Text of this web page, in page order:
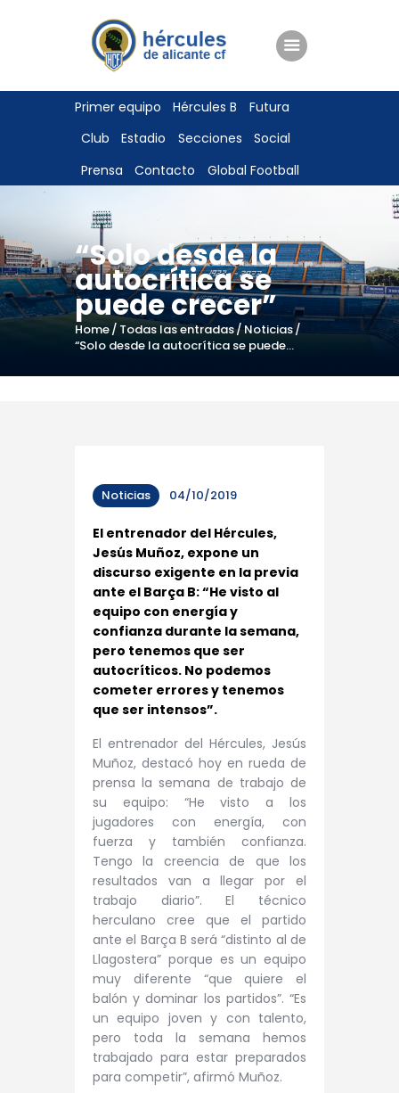
Primer equipo Hércules B
Futura
Club
Estadio Secciones
Social
Prensa
Contacto Global Football
“Solo desde la
autocrítica se
puede crecer”
Home Todas las entradas Noticias
“Solo desde la autocrítica se puede...
ENTRADAS
TIENDA
HÉRCULESCF100
Noticias 04/10/2019
El entrenador del Hércules,
Jesús Muñoz, expone un
discurso exigente en la previa
ante el Barça B: “He visto al
equipo con energía y
confianza durante la semana,
pero tenemos que ser
autocríticos. No podemos
cometer errores y tenemos
que ser intensos”.
El entrenador del Hércules, Jesús
Muñoz, destacó hoy en rueda de
prensa la semana de trabajo de
su equipo: “He visto a los
jugadores con energía, con
fuerza y también confianza.
Tengo la creencia de que los
resultados van a llegar por el
trabajo diario”. El técnico
herculano cree que el partido
ante el Barça B será “distinto al de
Llagostera” porque es un equipo
muy diferente “que quiere el
balón y dominar los partidos”. “Es
un equipo joven y con talento,
pero toda la semana hemos
trabajado para estar preparados
para competir”, afirmó Muñoz.